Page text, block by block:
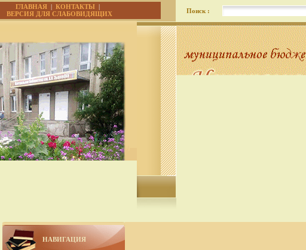
ГЛАВНАЯ| КОНТАКТЫ |
ВЕРСИЯ ДЛЯ СЛАБОВИДЯЩИХ
Поиск :
НАВИГАЦИЯ